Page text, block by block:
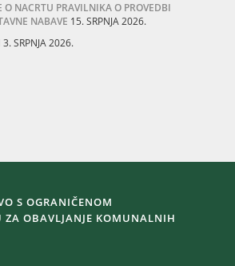
O NACRTU PRAVILNIKA O PROVEDBI
NABAVE 15. SRPNJA 2026.
3. SRPNJA 2026.
S OGRANIČENOM
ZA OBAVLJANJE KOMUNALNIH